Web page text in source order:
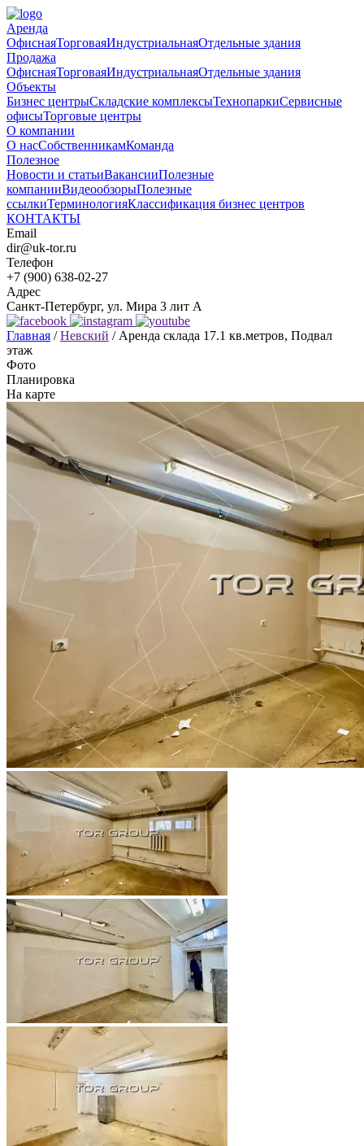
Аренда
ОфиснаяТорговаяИндустриальнаяОтдельные здания
Продажа
ОфиснаяТорговаяИндустриальнаяОтдельные здания
Объекты
Бизнес центрыСкладские комплексыТехнопаркиСервисные
офисыТорговые центры
О компании
О насСобственникамКоманда
Полезное
Новости и статьиВакансииПолезные
компанииВидеообзорыПолезные
ссылкиТерминологияКлассификация бизнес центров
КОНТАКТЫ
Email
dir@uk-tor.ru
Телефон
+7 (900) 638-02-27
Адрес
Санкт-Петербург, ул. Мира 3 лит А
Главная /Невский / Аренда склада 17.1 кв.метров, Подвал
этаж
Фото
Планировка
На карте